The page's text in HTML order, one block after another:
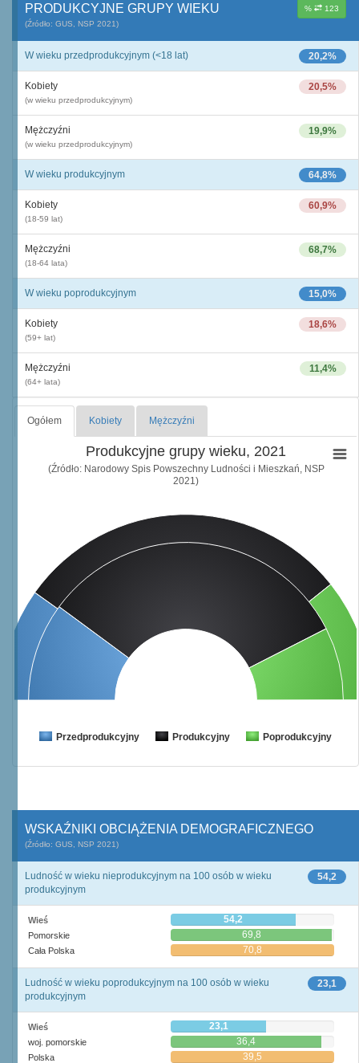
% 123
PRODUKCYJNE GRUPY WIEKU
(Źródło: GUS, NSP 2021)
20,2%
W wieku przedprodukcyjnym (<18 lat)
20,5%
Kobiety
(w wieku przedprodukcyjnym)
19,9%
Mężczyźni
(w wieku przedprodukcyjnym)
64,8%
W wieku produkcyjnym
60,9%
Kobiety
(18-59 lat)
68,7%
Mężczyźni
(18-64 lata)
15,0%
W wieku poprodukcyjnym
18,6%
Kobiety
(59+ lat)
11,4%
Mężczyźni
(64+ lata)
Ogółem Kobiety Mężczyźni
Produkcyjne grupy wieku, 2021
(Źródło: Narodowy Spis Powszechny Ludności i Mieszkań, NSP
2021)
Przedprodukcyjny Produkcyjny Poprodukcyjny
WSKAŹNIKI OBCIĄŻENIA DEMOGRAFICZNEGO
(Źródło: GUS, NSP 2021)
54,2
Ludność w wieku nieprodukcyjnym na 100 osób w wieku
produkcyjnym
Wieś 54,2
Pomorskie 69,8
Cała Polska 70,8
23,1
Ludność w wieku poprodukcyjnym na 100 osób w wieku
produkcyjnym
Wieś 23,1
woj. pomorskie 36,4
Polska 39,5